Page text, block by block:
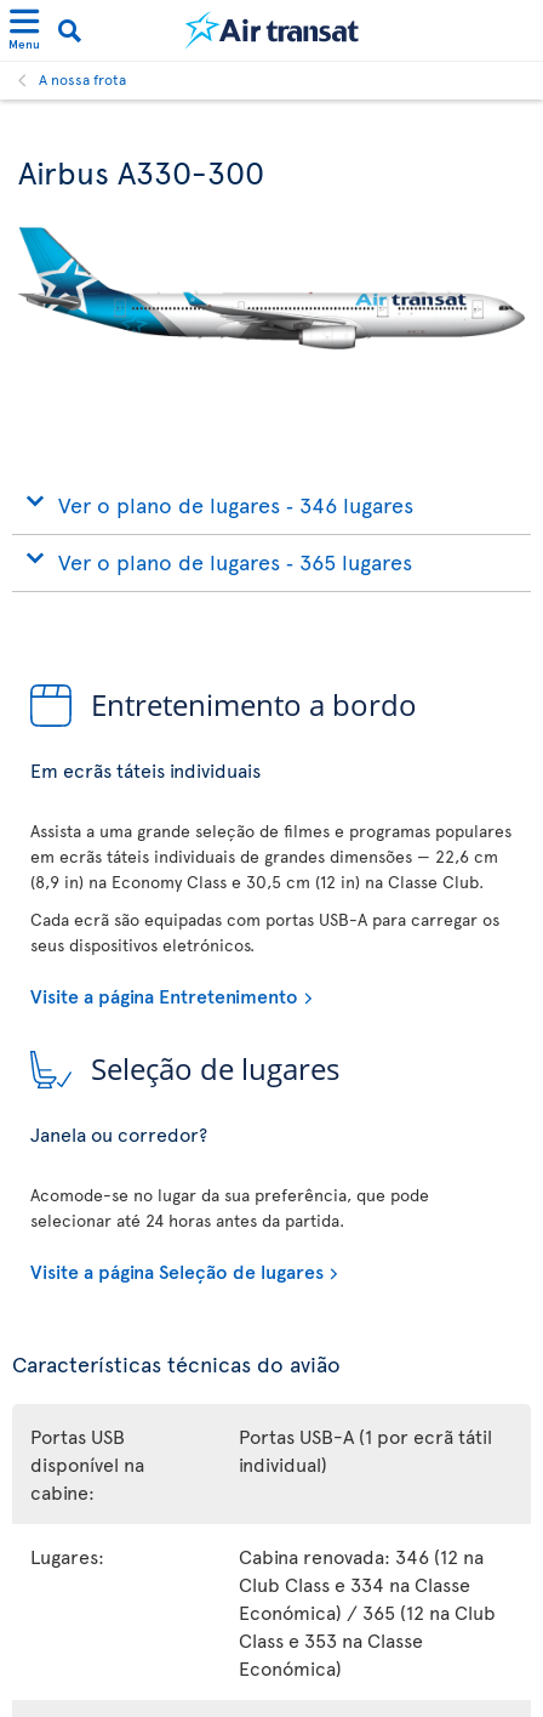
Menu
A nossa frota
Airbus A330-300
Ver o plano de lugares ‐ 346 lugares
Ver o plano de lugares ‐ 365 lugares
Entretenimento a bordo
Em ecrãs táteis individuais
Assista a uma grande seleção de filmes e programas populares
em ecrãs táteis individuais de grandes dimensões — 22,6 cm
(8,9 in) na Economy Class e 30,5 cm (12 in) na Classe Club.
Cada ecrã são equipadas com portas USB-A para carregar os
seus dispositivos eletrónicos.
Visite a página Entretenimento
Seleção de lugares
Janela ou corredor?
Acomode-se no lugar da sua preferência, que pode
selecionar até 24 horas antes da partida.
Visite a página Seleção de lugares
Características técnicas do avião
Portas USB
disponível na
cabine:
Portas USB-A (1 por ecrã tátil
individual)
Lugares:
Cabina renovada: 346 (12 na
Club Class e 334 na Classe
Económica) / 365 (12 na Club
Class e 353 na Classe
Económica)